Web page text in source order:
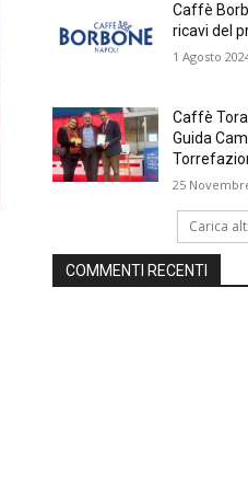
Caffè
ricavi del
1 Agosto
Caffè
Guida
25
Carica
COMMENTI RECENTI